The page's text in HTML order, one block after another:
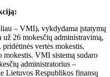
– VMI), vykdydama įstatymų
už 26 mokesčių administravimą,
vertės mokestis,
mokestis. VMI sistemą sudaro
administratorius –
Lietuvos Respublikos finansų